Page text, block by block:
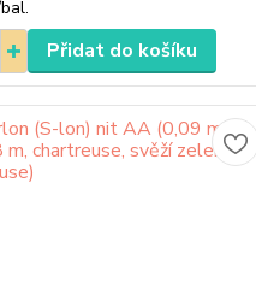
bal.
Přidat do košíku